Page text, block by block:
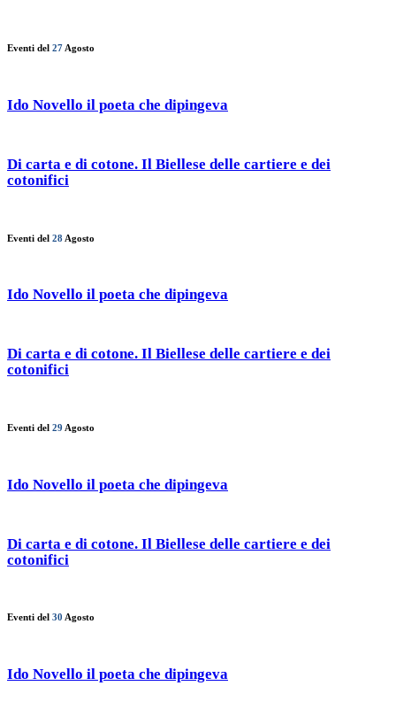
Eventi del 27 Agosto
Ido Novello il poeta che dipingeva
Di carta e di cotone. Il Biellese delle cartiere e dei
cotonifici
Eventi del 28 Agosto
Ido Novello il poeta che dipingeva
Di carta e di cotone. Il Biellese delle cartiere e dei
cotonifici
Eventi del 29 Agosto
Ido Novello il poeta che dipingeva
Di carta e di cotone. Il Biellese delle cartiere e dei
cotonifici
Eventi del 30 Agosto
Ido Novello il poeta che dipingeva